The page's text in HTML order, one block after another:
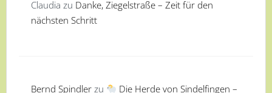
Claudia zu Danke, Ziegelstraße – Zeit für den
nächsten Schritt
Bernd Spindler zu
Die Herde von Sindelfingen –